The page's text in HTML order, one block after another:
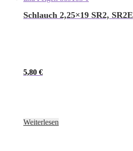
Schlauch 2,25×19 SR2, SR2E
5,80 €
Weiterlesen